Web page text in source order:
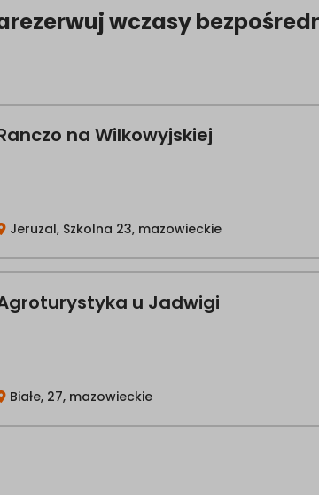
wczasy
na Wilkowyjskiej
Jeruzal, Szkolna 23, mazowieckie
u Jadwigi
Białe, 27, mazowieckie